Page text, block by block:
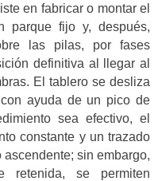
en fabricar o montar el
parque fijo y, después,
las pilas, por fases
definitiva al llegar al
El tablero se desliza
ayuda de un pico de
sea efectivo, el
constante y un trazado
sin embargo,
retenida, se permiten